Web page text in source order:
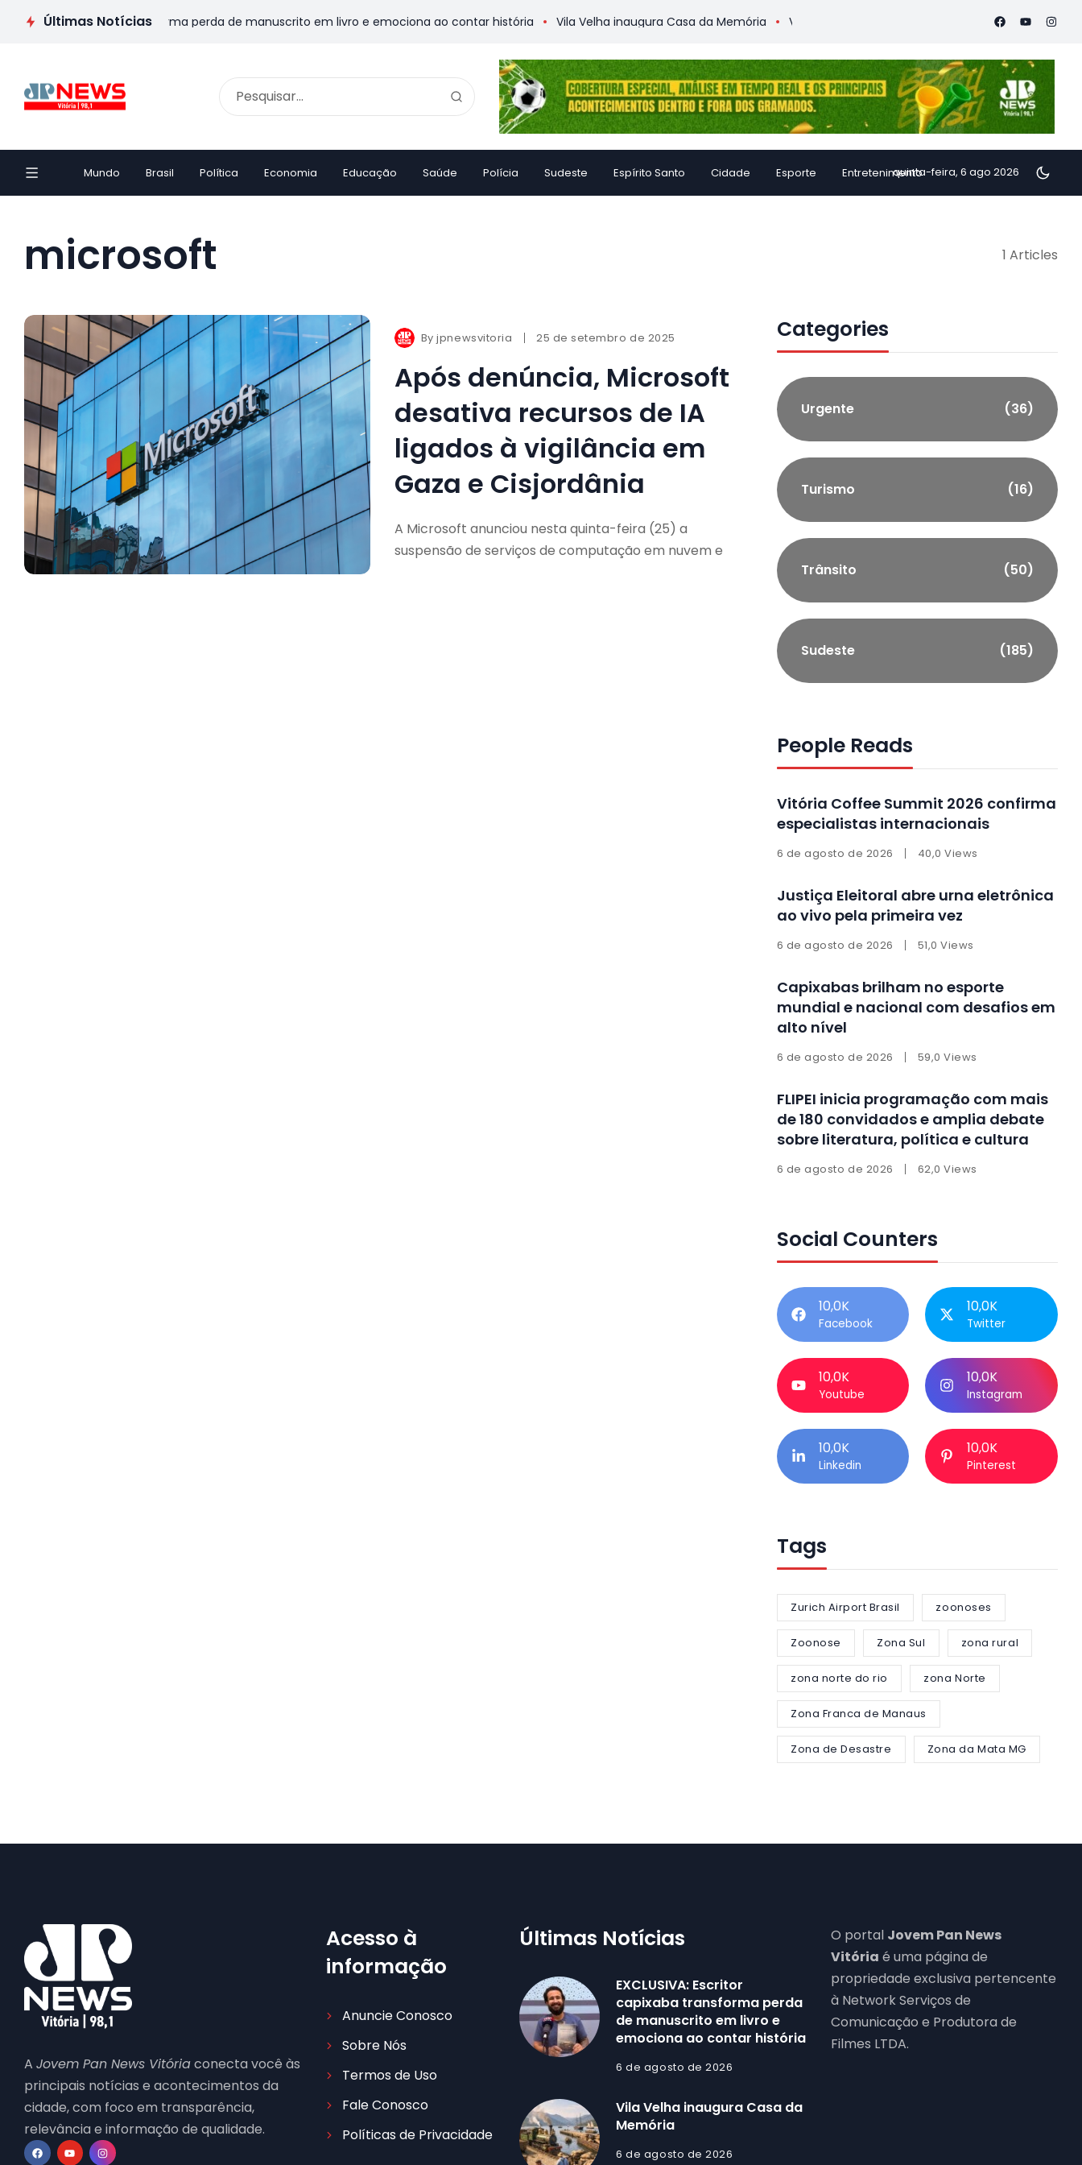
Últimas Notícias
Escritor capixaba transforma perda de manuscrito em livro e emociona ao contar história Vila Velha inaugura Casa da Memória Vitória Coffee Summit 2026 confirma especialistas
Mundo Brasil Política Economia Educação Saúde Polícia Sudeste Espírito Santo Cidade Esporte Entretenimentoquinta-feira, 6 ago 2026
microsoft 1 Articles
Byjpnewsvitoria 25 de setembro de 2025
Após denúncia, Microsoft
desativa recursos de IA
ligados à vigilância em
Gaza e Cisjordânia
A Microsoft anunciou nesta quinta-feira (25) a
suspensão de serviços de computação em nuvem e
Categories
Urgente (36)
Turismo (16)
Trânsito (50)
Sudeste (185)
People Reads
Vitória Coffee Summit 2026 confirma
especialistas internacionais
6 de agosto de 2026 40,0 Views
Justiça Eleitoral abre urna eletrônica
ao vivo pela primeira vez
6 de agosto de 2026 51,0 Views
Capixabas brilham no esporte
mundial e nacional com desafios em
alto nível
6 de agosto de 2026 59,0 Views
FLIPEI inicia programação com mais
de 180 convidados e amplia debate
sobre literatura, política e cultura
6 de agosto de 2026 62,0 Views
Social Counters
10,0K
Facebook
10,0K
Twitter
10,0K
Youtube
10,0K
Instagram
10,0K
Linkedin
10,0K
Pinterest
Tags
Zurich Airport Brasil zoonoses
Zoonose Zona Sul zona rural
zona norte do rio zona Norte
Zona Franca de Manaus
Zona de Desastre Zona da Mata MG
A Jovem Pan News Vitóriaconecta você às
principais notícias e acontecimentos da
cidade, com foco em transparência,
relevância e informação de qualidade.
Acesso à
informação
Anuncie Conosco
Sobre Nós
Termos de Uso
Fale Conosco
Políticas de Privacidade
Últimas Notícias
EXCLUSIVA: Escritor
capixaba transforma perda
de manuscrito em livro e
emociona ao contar história
6 de agosto de 2026
Vila Velha inaugura Casa da
Memória
6 de agosto de 2026
O portal Jovem Pan News
Vitória é uma página de
propriedade exclusiva pertencente
à Network Serviços de
Comunicação e Produtora de
Filmes LTDA.